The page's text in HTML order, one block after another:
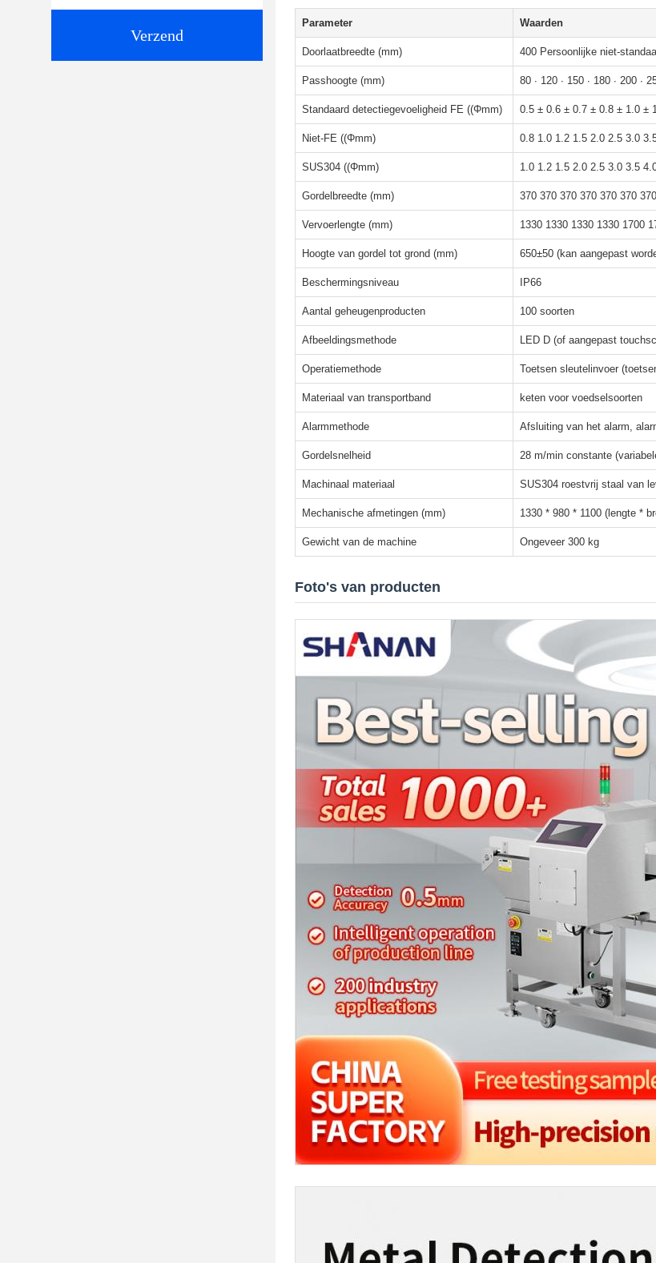
Verzend
Parameter Waarden
Doorlaatbreedte (mm) 400 Persoonlijke niet-
Passhoogte (mm) 80 ∙ 120 ∙ 150 ∙ 180 ∙ 200 ∙
Standaard detectiegevoeligheid FE ((Φmm) 0.5 ± 0.6 ± 0.7 ± 0.8 ± 1.0 ±
Niet-FE ((Φmm) 0.8 1.0 1.2 1.5 2.0 2.5 3.0
SUS304 ((Φmm) 1.0 1.2 1.5 2.0 2.5 3.0 3.5
Gordelbreedte (mm) 370 370 370 370 370 370
Vervoerlengte (mm) 1330 1330 1330 1330 1700
Hoogte van gordel tot grond (mm) 650±50 (kan aangepast
Beschermingsniveau IP66
Aantal geheugenproducten 100 soorten
Afbeeldingsmethode LED D (of aangepast
Operatiemethode Toetsen sleutelinvoer
Materiaal van transportband keten voor voedselsoorten
Alarmmethode Afsluiting van het alarm,
Gordelsnelheid 28 m/min constante
Machinaal materiaal SUS304 roestvrij staal van
Mechanische afmetingen (mm) 1330 * 980 * 1100 (lengte *
Gewicht van de machine Ongeveer 300 kg
Foto's van producten